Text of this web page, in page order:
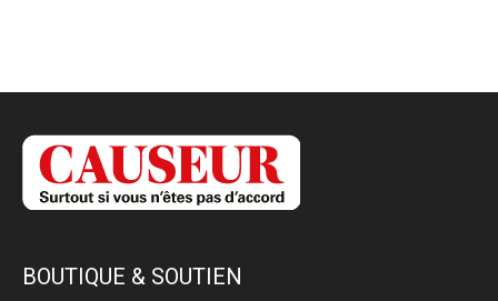
BOUTIQUE & SOUTIEN